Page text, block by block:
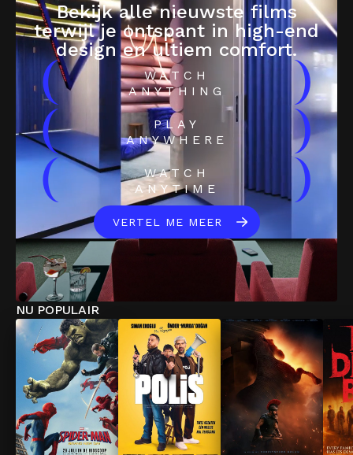
Bekijk alle nieuwste films
terwijl je ontspant in high-end
design en ultiem comfort.
(
WATCH
ANYTHING
)
(
PLAY
ANYWHERE
)
(
WATCH
ANYTIME
)
VERTEL ME MEER
NU POPULAIR